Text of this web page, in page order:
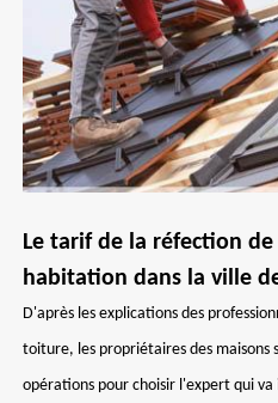
Le tarif de la réfection
habitation dans la ville
D'après les explications des
toiture, les propriétaires des maisons
opérations pour choisir l'expert qui va